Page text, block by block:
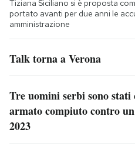
Tiziana Siciliano si è proposta
portato avanti per due anni le
amministrazione
Talk torna a Verona
Tre uomini serbi sono stati
armato compiuto contro
2023